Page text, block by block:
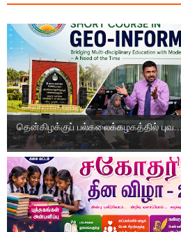
தென்கிழக்குப் பல்கலைக்கழகத்தில் புவ...